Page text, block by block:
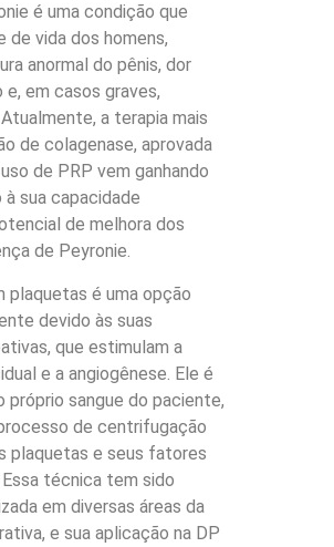
é uma condição que
de vida dos homens,
anormal do pênis, dor
em casos graves,
a terapia mais
de colagenase, aprovada
de PRP vem ganhando
sua capacidade
de melhora dos
de Peyronie.
plaquetas é uma opção
devido às suas
que estimulam a
e a angiogênese. Ele é
próprio sangue do paciente,
de centrifugação
plaquetas e seus fatores
técnica tem sido
em diversas áreas da
e sua aplicação na DP